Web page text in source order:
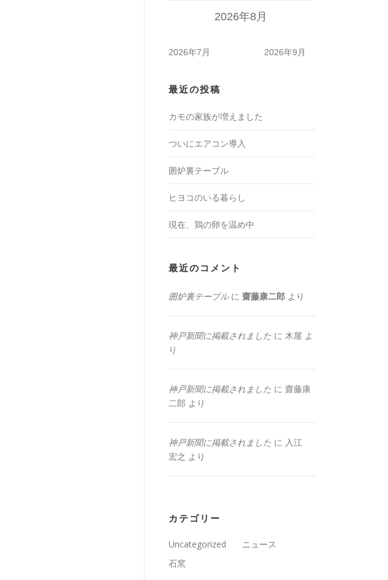
2026年8月
2026年7月 2026年9月
最近の投稿
カモの家族が増えました
ついにエアコン導入
囲炉裏テーブル
ヒヨコのいる暮らし
現在、鶏の卵を温め中
最近のコメント
囲炉裏テーブルに 齋藤康二郎 より
神戸新聞に掲載されました に 木屋 よ
り
神戸新聞に掲載されました に 齋藤康
二郎 より
神戸新聞に掲載されました に 入江
宏之 より
カテゴリー
Uncategorized
ニュース
石窯